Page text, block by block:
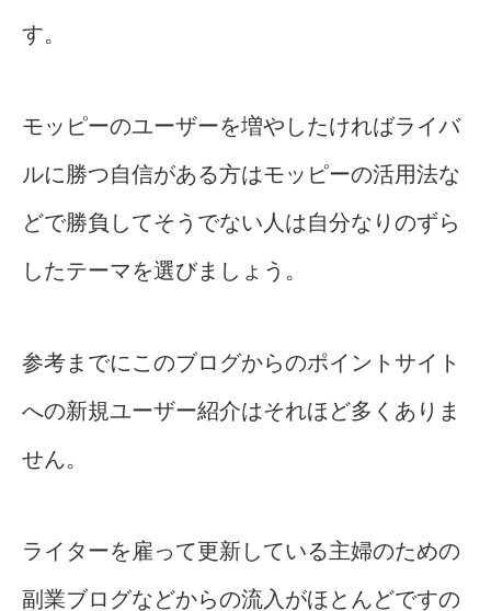
す。
モッピーのユーザーを増やしたければライバ
ルに勝つ自信がある方はモッピーの活用法な
どで勝負してそうでない人は自分なりのずら
したテーマを選びましょう。
参考までにこのブログからのポイントサイト
への新規ユーザー紹介はそれほど多くありま
せん。
ライターを雇って更新している主婦のための
副業ブログなどからの流入がほとんどですの